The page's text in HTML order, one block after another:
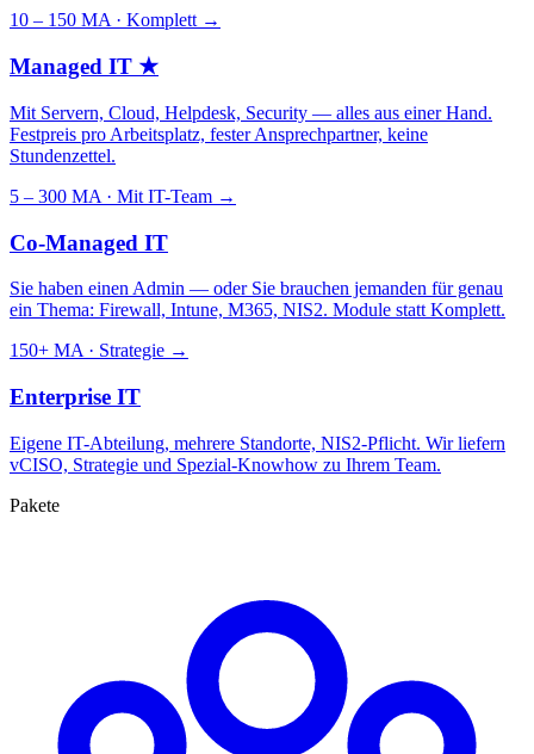
10 – 150 MA · Komplett →
Managed IT ★
Mit Servern, Cloud, Helpdesk, Security — alles aus einer Hand.
Festpreis pro Arbeitsplatz, fester Ansprechpartner, keine
Stundenzettel.
5 – 300 MA · Mit IT-Team →
Co-Managed IT
Sie haben einen Admin — oder Sie brauchen jemanden für genau
ein Thema: Firewall, Intune, M365, NIS2. Module statt Komplett.
150+ MA · Strategie →
Enterprise IT
Eigene IT-Abteilung, mehrere Standorte, NIS2-Pflicht. Wir liefern
vCISO, Strategie und Spezial-Knowhow zu Ihrem Team.
Pakete